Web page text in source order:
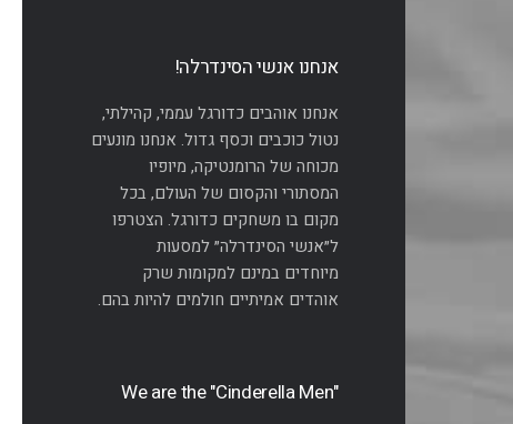
אנחנו אנשי הסינדרלה!
אנחנו אוהבים כדורגל עממי, קהילתי,
נטול כוכבים וכסף גדול. אנחנו מונעים
מכוחה של הרומנטיקה, מיופיו
המסתורי והקסום של העולם, בכל
מקום בו משחקים כדורגל. הצטרפו
ל״אנשי הסינדרלה״ למסעות
מיוחדים במינם למקומות שרק
אוהדים אמיתיים חולמים להיות בהם.
"We are the "Cinderella Men